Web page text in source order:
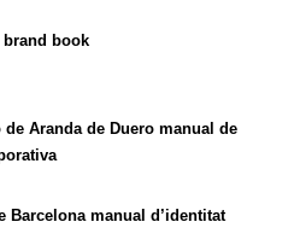
book
Aranda de Duero manual de
Barcelona manual d’identitat